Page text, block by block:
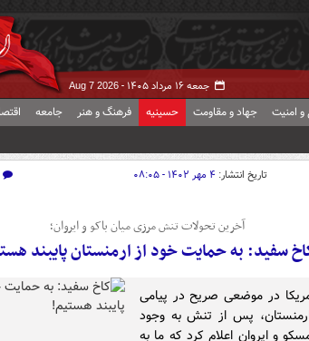
جمعه ۱۶ مرداد ۱۴۰۵ - Aug 7 2026
و امنیت جهاد و مقاومت حسینیه فرهنگ و هنر جامعه
تاریخ انتشار: ۴ مهر ۱۴۰۲ - ۰۸:۰۵
آخرین تحولات تنش مرزی میان باکو و ایروان؛
سفید: به حمایت خود از ارمنستان پایبند
در موضعی صریح در پیامی
پس از تنش به وجود
و ایروان اعلام کرد که ما به